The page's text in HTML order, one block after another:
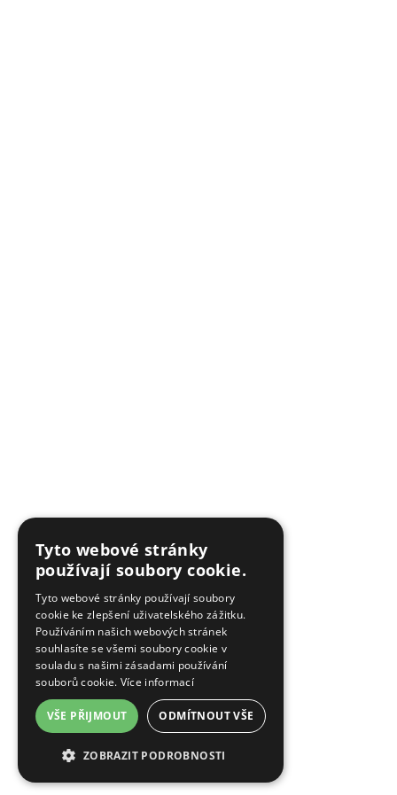
Tyto webové stránky
používají soubory cookie.
Tyto webové stránky používají soubory
cookie ke zlepšení uživatelského zážitku.
Používáním našich webových stránek
souhlasíte se všemi soubory cookie v
souladu s našimi zásadami používání
souborů cookie. Více informací
VŠE PŘIJMOUT ODMÍTNOUT VŠE
ZOBRAZIT PODROBNOSTI
NEZBYTNĚ NUTNÉ SOUBORY